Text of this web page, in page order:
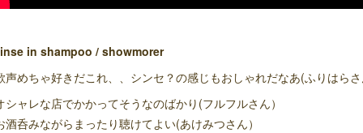
in shampoo / showmorer
声めちゃ好きだこれ、、シンセ？の感じもおしゃれだなあ(ふりはら
シャレな店でかかってそうなのばかり(フルフルさん）
酒呑みながらまったり聴けてよい(あけみつさん）